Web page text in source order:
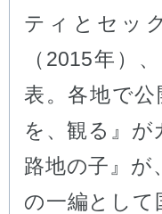
ティとセッ
（2015年）
表。各地で
を、観る』が
路地の子』が
の一編として